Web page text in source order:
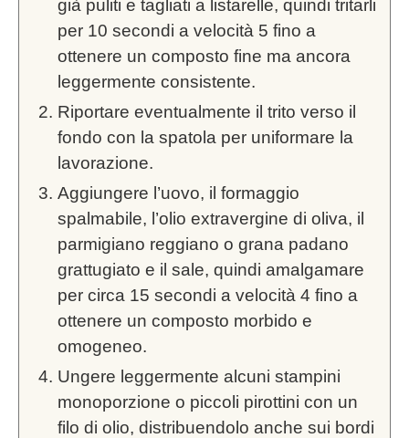
già puliti e tagliati a listarelle, quindi tritarli
per 10 secondi a velocità 5 fino a
ottenere un composto fine ma ancora
leggermente consistente.
Riportare eventualmente il trito verso il
fondo con la spatola per uniformare la
lavorazione.
Aggiungere l’uovo, il formaggio
spalmabile, l’olio extravergine di oliva, il
parmigiano reggiano o grana padano
grattugiato e il sale, quindi amalgamare
per circa 15 secondi a velocità 4 fino a
ottenere un composto morbido e
omogeneo.
Ungere leggermente alcuni stampini
monoporzione o piccoli pirottini con un
filo di olio, distribuendolo anche sui bordi